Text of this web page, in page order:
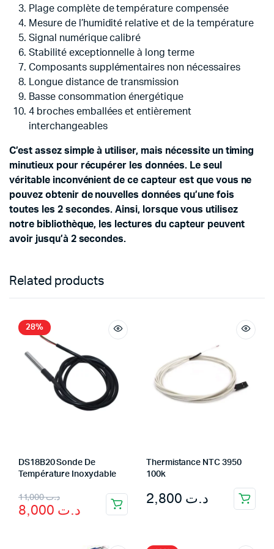
Plage complète de température compensée
Mesure de l’humidité relative et de la température
Signal numérique calibré
Stabilité exceptionnelle à long terme
Composants supplémentaires non nécessaires
Longue distance de transmission
Basse consommation énergétique
4 broches emballées et entièrement
interchangeables
C’est assez simple à utiliser, mais nécessite un timing
minutieux pour récupérer les données. Le seul
véritable inconvénient de ce capteur est que vous ne
pouvez obtenir de nouvelles données qu’une fois
toutes les 2 secondes.Ainsi, lorsque vous utilisez
notre bibliothèque, les lectures du capteur peuvent
avoir jusqu’à 2 secondes.
Related products
28%
DS18B20 Sonde De
Température Inoxydable
د.ت11,000
Original
price د.ت
Current
price
Thermistance NTC 3950
100k
د.ت